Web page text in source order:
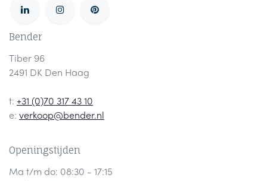
Bender
Tiber 96
2491 DK Den Haag
t: +31 (0)70 317 43 10
e: verkoop@bender.nl
Openingstijden
Ma t/m do: 08:30 - 17:15